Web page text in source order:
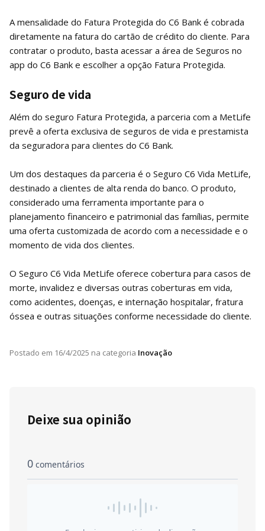
A mensalidade do Fatura Protegida do C6 Bank é cobrada
diretamente na fatura do cartão de crédito do cliente. Para
contratar o produto, basta acessar a área de Seguros no
app do C6 Bank e escolher a opção Fatura Protegida.
Seguro de vida
Além do seguro Fatura Protegida, a parceria com a MetLife
prevê a oferta exclusiva de seguros de vida e prestamista
da seguradora para clientes do C6 Bank.
Um dos destaques da parceria é o Seguro C6 Vida MetLife,
destinado a clientes de alta renda do banco. O produto,
considerado uma ferramenta importante para o
planejamento financeiro e patrimonial das famílias, permite
uma oferta customizada de acordo com a necessidade e o
momento de vida dos clientes.
O Seguro C6 Vida MetLife oferece cobertura para casos de
morte, invalidez e diversas outras coberturas em vida,
como acidentes, doenças, e internação hospitalar, fratura
óssea e outras situações conforme necessidade do cliente.
Postado em 16/4/2025 na categoria Inovação
Deixe sua opinião